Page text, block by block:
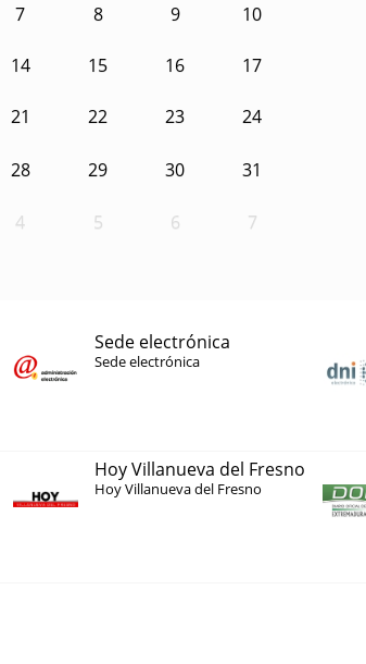
7 8 9 10
14 15 16 17
21 22 23 24
28 29 30 31
4 5 6 7
Sede electrónica
Sede electrónica
Hoy Villanueva del Fresno
Hoy Villanueva del Fresno